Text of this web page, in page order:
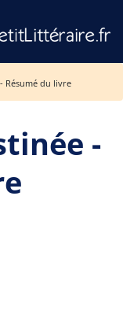
Résumé du livre
-